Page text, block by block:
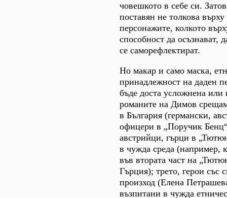
човешкото в себе си.
поставян не толкова
персонажите, колкото
способност да осъзнават,
се саморефлектират.
Но макар и само маска,
принадлежност на даден
бъде доста усложнена
романите на Димов
в България (германски,
офицери в „Поручик
австрийци, гърци в
в чужда среда (например,
във втората част на
Гърция); трето, герои със
произход (Елена
възпитани в чужда